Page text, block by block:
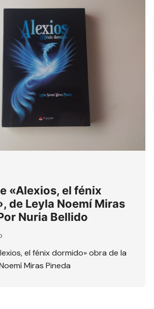
«Alexios, el fénix
de Leyla Noemí Miras
Nuria Bellido
el fénix dormido» obra de la
Miras Pineda